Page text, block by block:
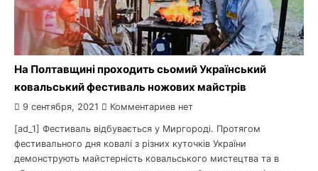
На Полтавщині проходить сьомий Український
ковальський фестиваль ножових майстрів
9 сентября, 2021 Комментариев нет
[ad_1] Фестиваль відбувається у Миргороді. Протягом
фестивального дня ковалі з різних куточків України
демонструють майстерність ковальського мистецтва та в